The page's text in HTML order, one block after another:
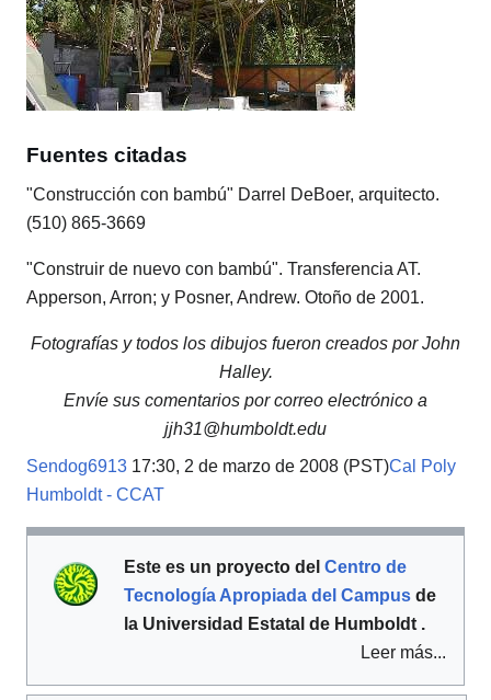
Fuentes citadas
"Construcción con bambú" Darrel DeBoer, arquitecto.
(510) 865-3669
"Construir de nuevo con bambú". Transferencia AT.
Apperson, Arron; y Posner, Andrew. Otoño de 2001.
Fotografías y todos los dibujos fueron creados por John
Halley.
Envíe sus comentarios por correo electrónico a
jjh31@humboldt.edu
Sendog6913 17:30, 2 de marzo de 2008 (PST)Cal Poly
Humboldt - CCAT
Este es un proyecto del Centro de
Tecnología Apropiada del Campus de
la Universidad Estatal de Humboldt .
Leer más...